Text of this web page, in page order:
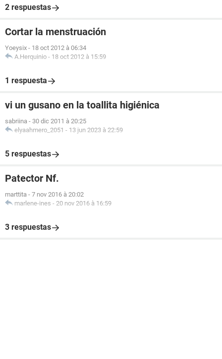
2 respuestas
Cortar la menstruación
Yoeysix - 18 oct 2012 à 06:34
A.Herquinio - 18 oct 2012 à 15:59
1 respuesta
vi un gusano en la toallita higiénica
sabriina - 30 dic 2011 à 20:25
elyaahmero_2051 - 13 jun 2023 à 22:59
5 respuestas
Patector Nf.
marttita - 7 nov 2016 à 20:02
marlene-ines - 20 nov 2016 à 16:59
3 respuestas